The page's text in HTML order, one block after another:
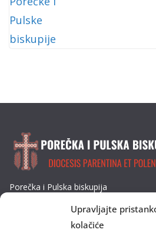
Upravljajte
kolačiće
Porečka i Pulska biskupija
Tel: 052/432-064
E-mail: biskupija@ppb.hr